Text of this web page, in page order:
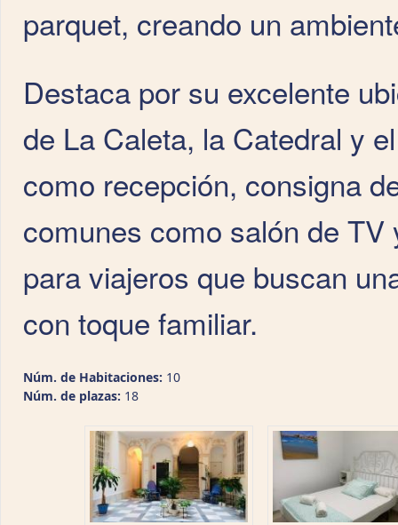
parquet, creando un
Destaca por su excelente
de La Caleta, la Catedral y
como recepción, consigna
comunes como salón de
para viajeros que buscan
con toque familiar.
Núm. de Habitaciones: 10
Núm. de plazas: 18